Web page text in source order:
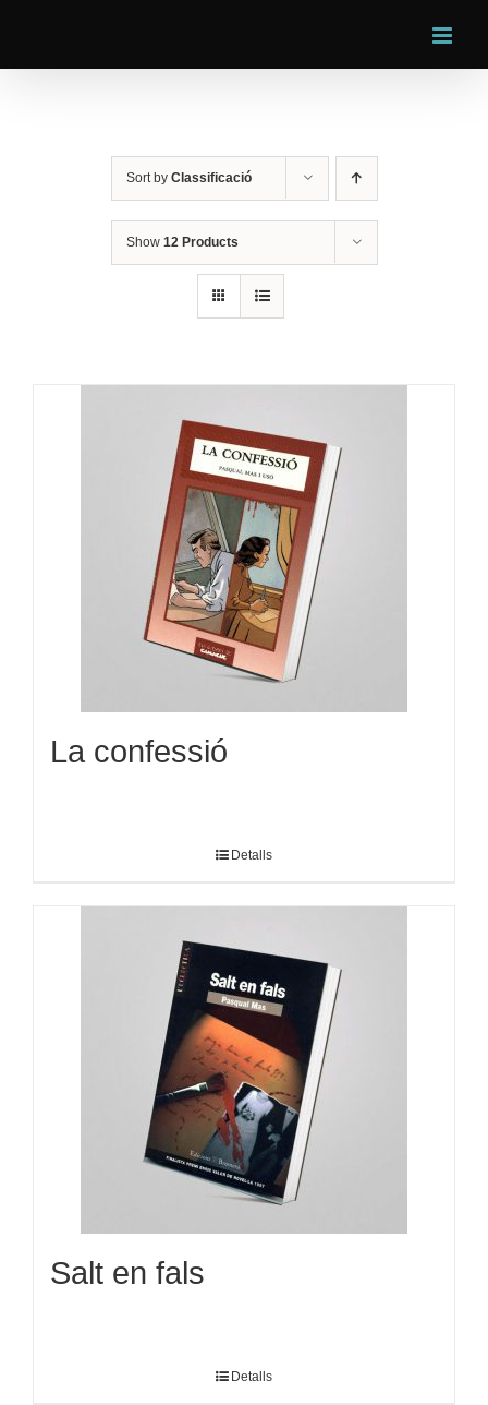
Sort by Classificació
Show 12 Products
La confessió
Detalls
Salt en fals
Detalls